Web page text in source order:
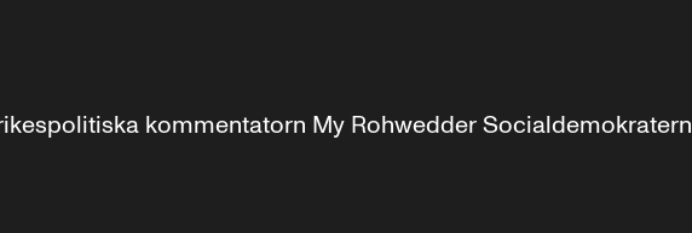
kommentatorn My Rohwedder